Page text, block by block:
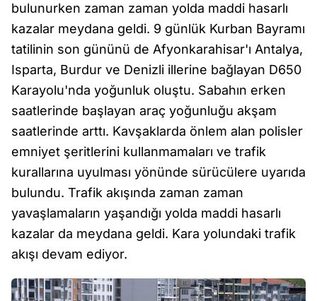
bulunurken zaman zaman yolda maddi hasarlı
kazalar meydana geldi. 9 günlük Kurban Bayramı
tatilinin son gününü de Afyonkarahisar'ı Antalya,
Isparta, Burdur ve Denizli illerine bağlayan D650
Karayolu'nda yoğunluk oluştu. Sabahın erken
saatlerinde başlayan araç yoğunluğu akşam
saatlerinde arttı. Kavşaklarda önlem alan polisler
emniyet şeritlerini kullanmamaları ve trafik
kurallarına uyulması yönünde sürücülere uyarıda
bulundu. Trafik akışında zaman zaman
yavaşlamaların yaşandığı yolda maddi hasarlı
kazalar da meydana geldi. Kara yolundaki trafik
akışı devam ediyor.